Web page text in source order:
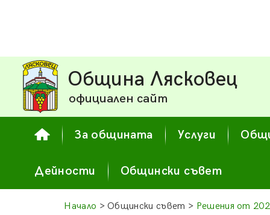
Община Лясковец
официален сайт
За общината Услуги
Дейности Общински съвет
Начало > Общински съвет > Решения от